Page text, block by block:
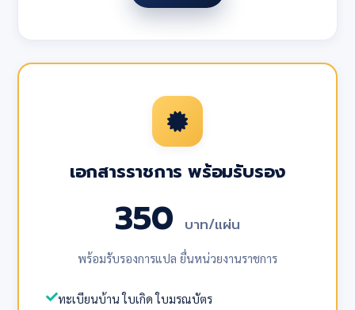
เอกสารราชการ พร้อมรับรอง
350 บาท/แผ่น
พร้อมรับรองการแปล ยื่นหน่วยงานราชการ
ทะเบียนบ้าน ใบเกิด ใบมรณบัตร